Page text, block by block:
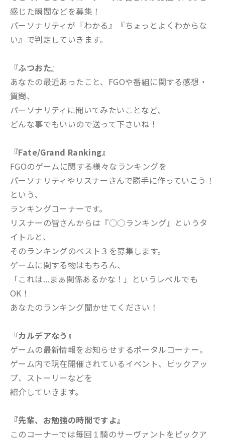
感じた瞬間などを募集！
パーソナリティが『わかる』『ちょっとよくわからな
い』で判定していきます。
『ふつおた』
あなたの最近あったこと、FGOや番組に関する感想・
質問、
パーソナリティに聞いてみたいことなど、
どんな事でもいいので送って下さいね！
『Fate/Grand Ranking』
FGOのゲームに関する様々なランキングを
パーソナリティやリスナーさんで勝手に作っていこう！
という、
ランキングコーナーです。
リスナーの皆さんからは『○○ランキング』というタ
イトルと、
そのランキングのベスト３を募集します。
ゲームに関する物はもちろん、
「これは...まぁ関係あるかな！」というレベルでも
OK！
あなたのランキング聞かせてください！
『カルデアなう』
ゲームの最新情報をお知らせするポータルコーナー。
ゲーム内で現在開催されているイベント、ピックアッ
プ、ストーリーなどを
紹介していきます。
『先輩、お勉強の時間ですよ』
このコーナーでは毎回１騎のサーヴァントをピックア